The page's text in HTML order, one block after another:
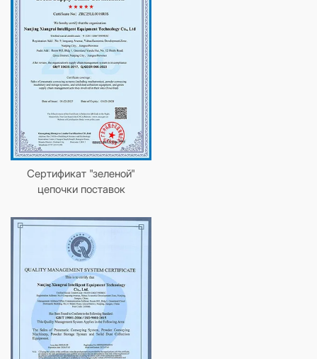
Сертификат "зеленой"
цепочки поставок